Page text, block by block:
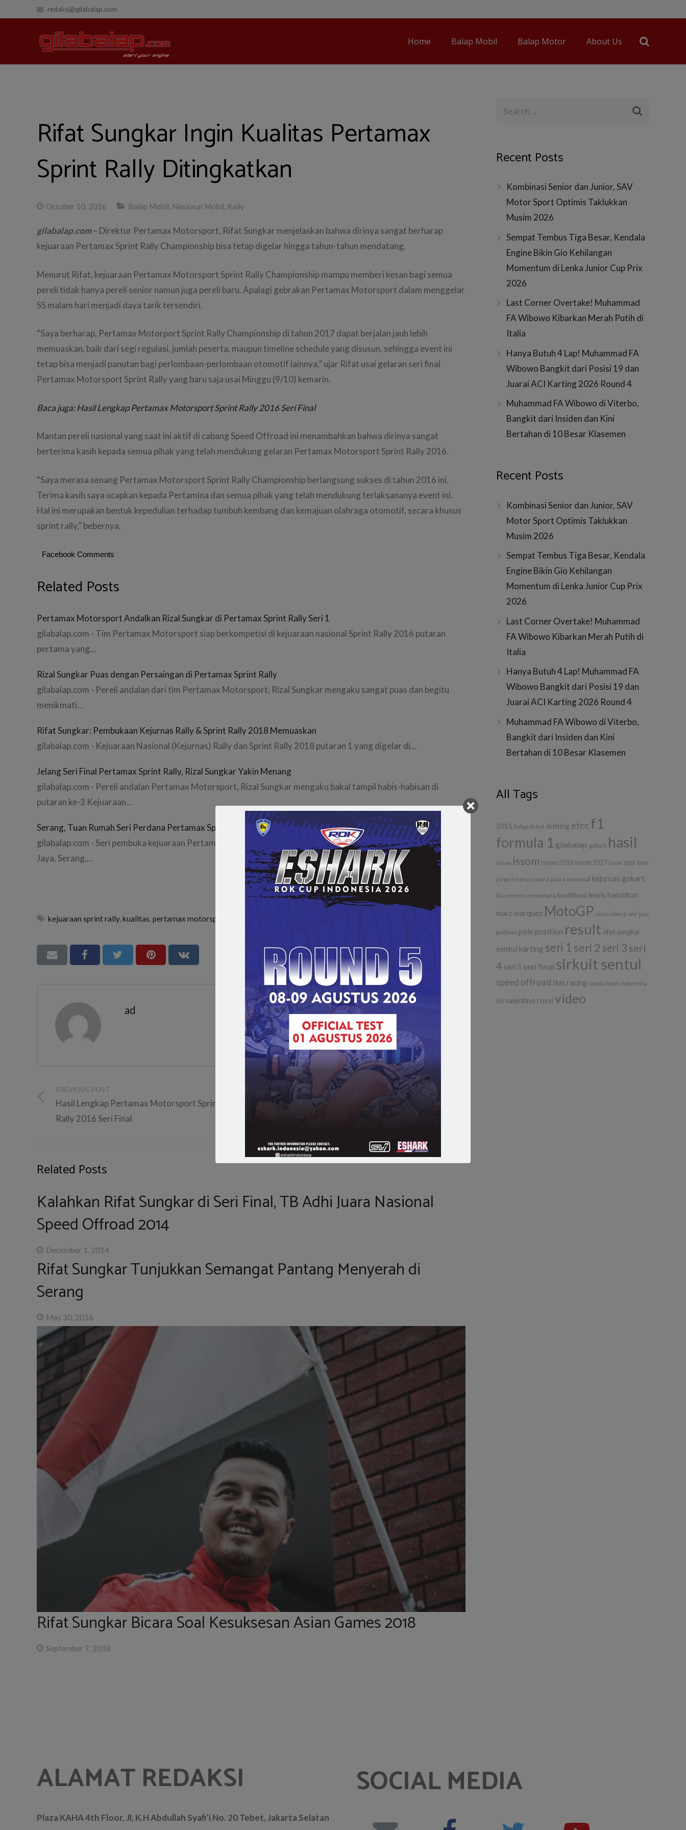
redaksi@gilabalap.com
Home Balap Mobil Balap Motor About Us
Rifat Sungkar Ingin Kualitas Pertamax
Sprint Rally Ditingkatkan
October 10, 2016 Balap Mobil Nasional Mobil Rally
gilabalap.com– Direktur Pertamax Motorsport, Rifat Sungkar menjelaskan bahwa dirinya sangat berharap
kejuaraan Pertamax Sprint Rally Championship bisa tetap digelar hingga tahun-tahun mendatang.
Menurut Rifat, kejuaraan Pertamax Motorsport Sprint Rally Championship mampu memberi kesan bagi semua
pereli tidak hanya pereli senior namun juga pereli baru. Apalagi gebrakan Pertamax Motorsport dalam menggelar
SS malam hari menjadi daya tarik tersendiri.
“Saya berharap, Pertamax Motorport Sprint Rally Championship di tahun 2017 dapat berjalan jauh lebih
memuaskan, baik dari segi regulasi, jumlah peserta, maupun timeline schedule yang disusun, sehingga event ini
tetap bisa menjadi panutan bagi perlombaan-perlombaan otomotif lainnya,” ujar Rifat usai gelaran seri final
Pertamax Motorsport Sprint Rally yang baru saja usai Minggu (9/10) kemarin.
Baca juga: Hasil Lengkap Pertamax Motorsport Sprint Rally 2016 Seri Final
Mantan pereli nasional yang saat ini aktif di cabang Speed Offroad ini menambahkan bahwa dirinya sangat
berterima kasih kepada semua pihak yang telah mendukung gelaran Pertamax Motorsport Sprint Rally 2016.
“Saya merasa senang Pertamax Motorsport Sprint Rally Championship berlangsung sukses di tahun 2016 ini.
Terima kasih saya ucapkan kepada Pertamina dan semua pihak yang telah mendukung terlaksananya event ini.
Hal ini merupakan bentuk kepedulian terhadap tumbuh kembang dan kemajuan olahraga otomotif, secara khusus
sprint rally,” bebernya.
Facebook Comments
Related Posts
Pertamax Motorsport Andalkan Rizal Sungkar di Pertamax Sprint Rally Seri 1
gilabalap.com - Tim Pertamax Motorsport siap berkompetisi di kejuaraan nasional Sprint Rally 2016 putaran
pertama yang…
Rizal Sungkar Puas dengan Persaingan di Pertamax Sprint Rally
gilabalap.com - Pereli andalan dari tim Pertamax Motorsport, Rizal Sungkar mengaku sangat puas dan begitu
menikmati…
Rifat Sungkar: Pembukaan Kejurnas Rally & Sprint Rally 2018 Memuaskan
gilabalap.com - Kejuaraan Nasional (Kejurnas) Rally dan Sprint Rally 2018 putaran 1 yang digelar di…
Jelang Seri Final Pertamax Sprint Rally, Rizal Sungkar Yakin Menang
gilabalap.com - Pereli andalan Pertamax Motorsport, Rizal Sungkar mengaku bakal tampil habis-habisan di
putaran ke-3 Kejuaraan…
Serang, Tuan Rumah Seri Perdana Pertamax Sprint Rally 2016
gilabalap.com - Seri pembuka kejuaraan Pertamax Rally Championship 2016 bakal dihelat di Sirkuit Tembong
Jaya, Serang,…
kejuaraan sprint rally,kualitas,pertamax motorsport sprint rally
ad
PREVIOUS POST
Hasil Lengkap Pertamax Motorsport Sprint
Rally 2016 Seri Final
NEXT POST
Dadan Pohang: Hasil Seri Final Sesuai dengan
Related Posts
Kalahkan Rifat Sungkar di Seri Final, TB Adhi Juara Nasional
Speed Offroad 2014
December 1, 2014
Rifat Sungkar Tunjukkan Semangat Pantang Menyerah di
Serang
May 30, 2016
Rifat Sungkar Bicara Soal Kesuksesan Asian Games 2018
September 7, 2018
Recent Posts
Kombinasi Senior dan Junior, SAV
Motor Sport Optimis Taklukkan
Musim 2026
Sempat Tembus Tiga Besar, Kendala
Engine Bikin Gio Kehilangan
Momentum di Lenka Junior Cup Prix
2026
Last Corner Overtake! Muhammad
FA Wibowo Kibarkan Merah Putih di
Italia
Hanya Butuh 4 Lap! Muhammad FA
Wibowo Bangkit dari Posisi 19 dan
Juarai ACI Karting 2026 Round 4
Muhammad FA Wibowo di Viterbo,
Bangkit dari Insiden dan Kini
Bertahan di 10 Besar Klasemen
Recent Posts
Kombinasi Senior dan Junior, SAV
Motor Sport Optimis Taklukkan
Musim 2026
Sempat Tembus Tiga Besar, Kendala
Engine Bikin Gio Kehilangan
Momentum di Lenka Junior Cup Prix
2026
Last Corner Overtake! Muhammad
FA Wibowo Kibarkan Merah Putih di
Italia
Hanya Butuh 4 Lap! Muhammad FA
Wibowo Bangkit dari Posisi 19 dan
Juarai ACI Karting 2026 Round 4
Muhammad FA Wibowo di Viterbo,
Bangkit dari Insiden dan Kini
Bertahan di 10 Besar Klasemen
All Tags
2015 balap debut drifting etcc f1
formula 1 gilabalap gokart hasil
ichan issom issom 2016 issom 2017 issom 2018 ixor
jorge lorenzo juara juara nasional kejurnas gokart
klasemen sementara kualifikasi lewis hamilton
marc marquez MotoGP nico rosberg omr jazz
podium pole position result rifat sungkar
sentul karting seri 1 seri 2 seri 3 seri
4 seri 5 seri final sirkuit sentul
speed offroad tkm racing toyota team indonesia
tti valentino rossi video
ALAMAT REDAKSI
Plaza KAHA 4th Floor, Jl, K.H Abdullah Syafi’i No. 20 Tebet, Jakarta Selatan
SOCIAL MEDIA